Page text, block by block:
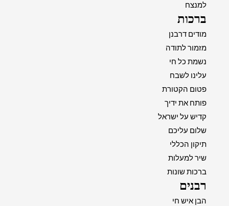
למנצח
ברכות
מודים דרבנן
מזמור לתודה
נשמת כל חי
עלינו לשבח
פטום הקטורת
פותח את ידיך
קדיש על ישראל
שלום עליכם
תיקון הכללי
שיר למעלות
ברכות שונות
רבנים
הבן איש חי